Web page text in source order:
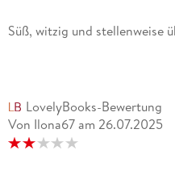
Süß, witzig und stellenweise
LovelyBooks-Bewertung
Von Ilona67 am 26.07.2025